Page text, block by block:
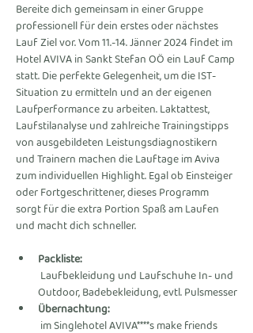
Bereite dich gemeinsam in einer Gruppe
professionell für dein erstes oder nächstes
Lauf Ziel vor. Vom 11.-14. Jänner 2024 findet im
Hotel AVIVA in Sankt Stefan OÖ ein Lauf Camp
statt. Die perfekte Gelegenheit, um die IST-
Situation zu ermitteln und an der eigenen
Laufperformance zu arbeiten. Laktattest,
Laufstilanalyse und zahlreiche Trainingstipps
von ausgebildeten Leistungsdiagnostikern
und Trainern machen die Lauftage im Aviva
zum individuellen Highlight. Egal ob Einsteiger
oder Fortgeschrittener, dieses Programm
sorgt für die extra Portion Spaß am Laufen
und macht dich schneller.
Packliste:
Outdoor, Badebekleidung, evtl. Pulsmesser
Übernachtung: